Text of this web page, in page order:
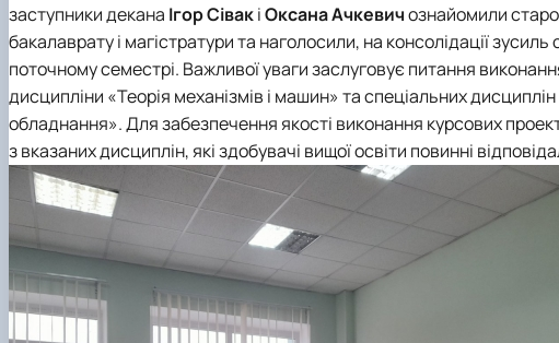
заступники декана Ігор СівакіОксана Ачкевичознайомили
бакалаврату і магістратури та наголосили, на консолідації
поточному семестрі. Важливої уваги заслуговує питання
дисципліни «Теорія механізмів і машин» та спеціальних
обладнання». Для забезпечення якості виконання курсових
з вказаних дисциплін, які здобувачі вищої освіти повинні